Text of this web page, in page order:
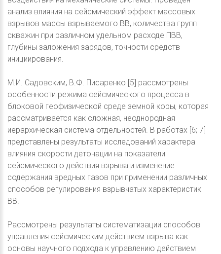
анализ влияния на сейсмический эффект массовых
взрывов массы взрываемого ВВ, количества групп
скважин при различном удельном расходе ПВВ,
глубины заложения зарядов, точности средств
инициирования.
М.И. Садовским, В.Ф. Писаренко [5] рассмотрены
особенности режима сейсмического процесса в
блоковой геофизической среде земной коры, которая
рассматривается как сложная, неоднородная
иерархическая система отдельностей. В работах [6; 7]
представлены результаты исследований характера
влияния скорости детонации на показатели
сейсмического действия взрыва и изменение
содержания вредных газов при применении различных
способов регулирования взрывчатых характеристик
ВВ.
Рассмотрены результаты систематизации способов
управления сейсмическим действием взрыва как
основы научного подхода к управлению действием